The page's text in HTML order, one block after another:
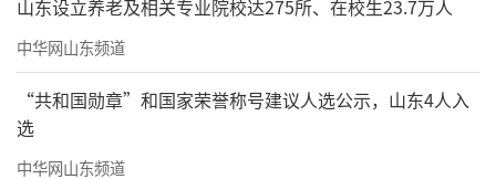
山东设立养老及相关专业院校达275所、在校生23.7万人
中华网山东频道
“共和国勋章”和国家荣誉称号建议人选公示，山东4人入
选
中华网山东频道